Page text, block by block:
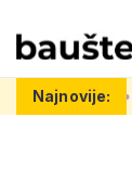
Najnovije:
Arhitektura